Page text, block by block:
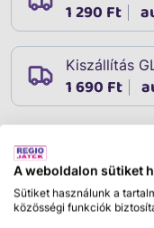
1 290 Ft
Kiszállítás
1 690 Ft
Leírás
Fűzz barátság
A weboldalon sütiket
Sütiket használunk a
közösségi funkciók